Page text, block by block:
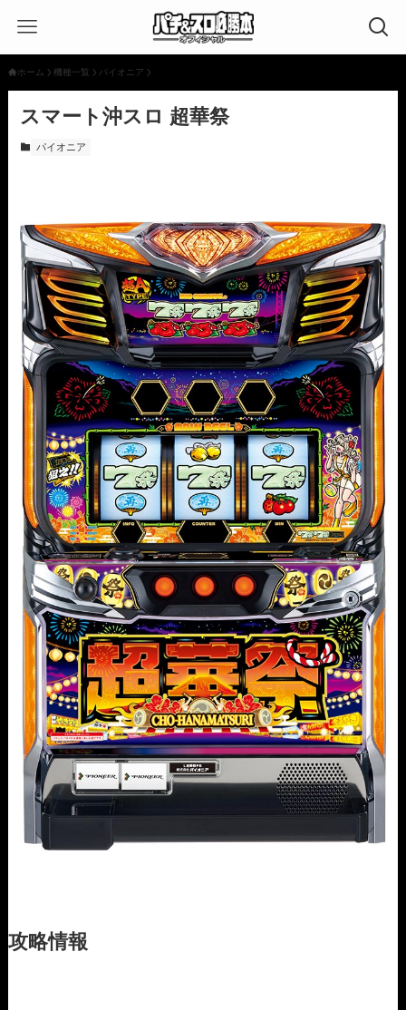
ホーム 機種一覧 パイオニア
スマート沖スロ 超華祭
パイオニア
攻略情報